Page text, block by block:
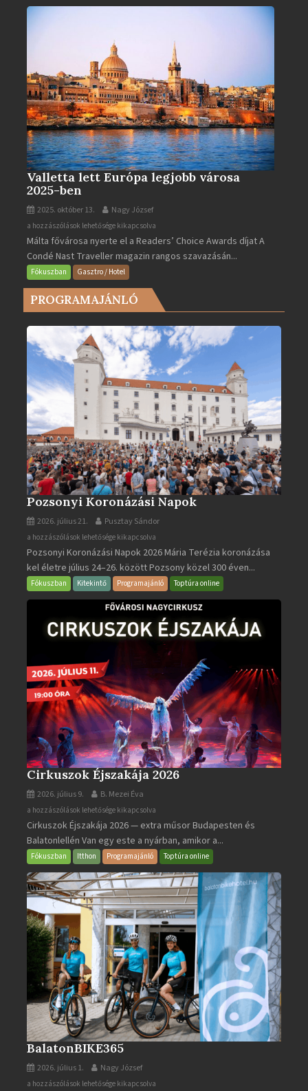
Valletta lett Európa legjobb városa
2025-ben
2025. október 13. Nagy József
Valletta
lett
Európa
legjobb
2025-
bejegyzéshez
a hozzászólások lehetősége kikapcsolva
Málta fővárosa nyerte el a Readers’ Choice Awards díjat A
Condé Nast Traveller magazin rangos szavazásán...
Fókuszban Gasztro / Hotel
PROGRAMAJÁNLÓ
Pozsonyi Koronázási Napok
2026. július 21. Pusztay Sándor
Pozsonyi
Koronázási
Napok
bejegyzéshez
a hozzászólások lehetősége kikapcsolva
Pozsonyi Koronázási Napok 2026 Mária Terézia koronázása
kel életre július 24–26. között Pozsony közel 300 éven...
Fókuszban Kitekintő Programajánló Toptúra online
Cirkuszok Éjszakája 2026
2026. július 9. B. Mezei Éva
Cirkuszok
Éjszakája
2026
bejegyzéshez
a hozzászólások lehetősége kikapcsolva
Cirkuszok Éjszakája 2026 — extra műsor Budapesten és
Balatonlellén Van egy este a nyárban, amikor a...
Fókuszban Itthon Programajánló Toptúra online
BalatonBIKE365
2026. július 1. Nagy József
BalatonBIKE365
a hozzászólások lehetősége kikapcsolva